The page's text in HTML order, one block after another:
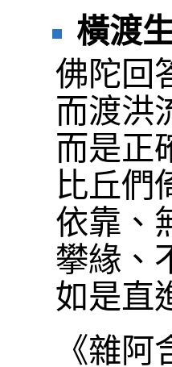
橫渡
佛陀回
而渡洪
而是正
比丘們
依靠、
攀緣、
如是直
《雜